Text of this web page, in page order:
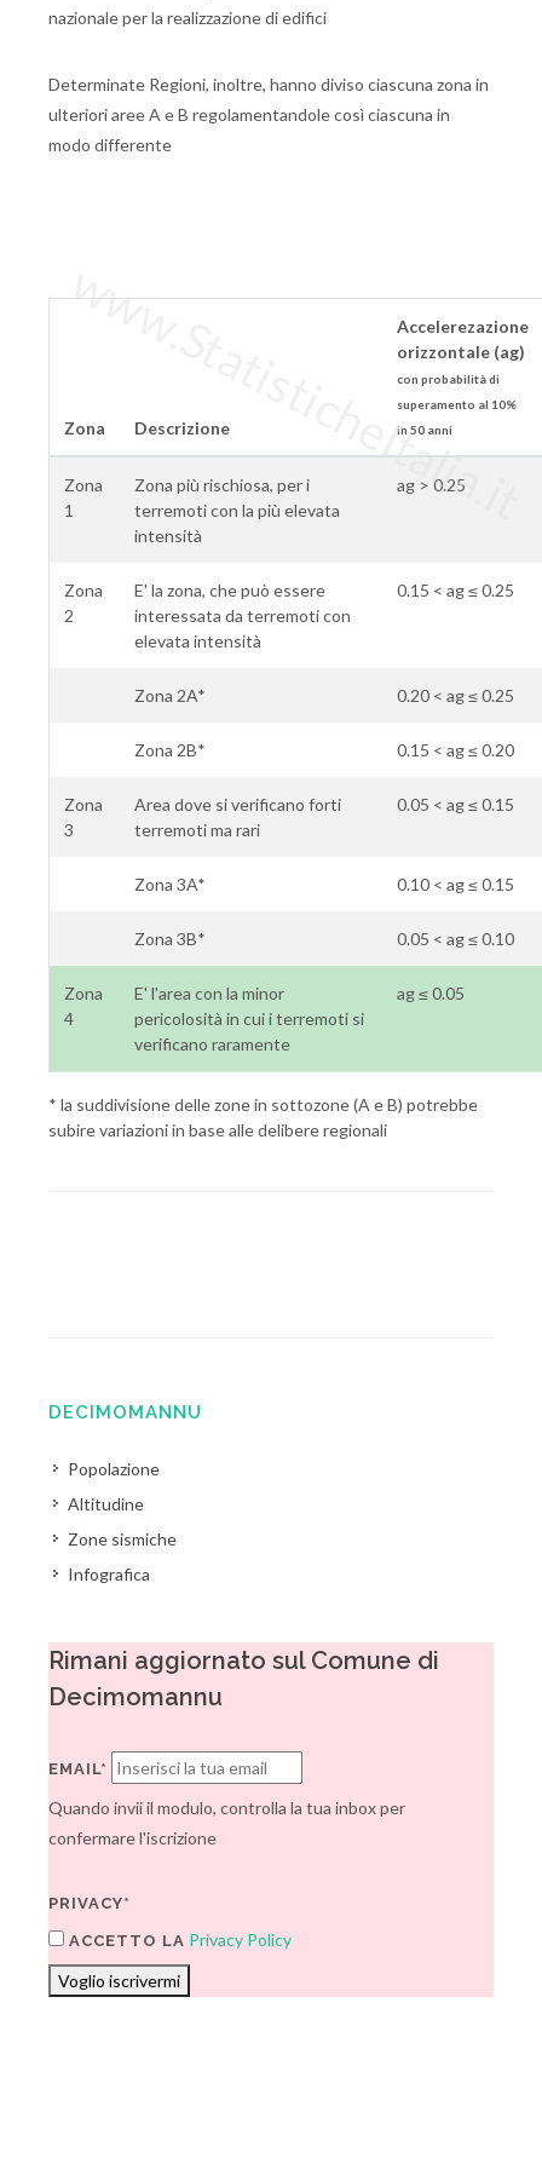
nazionale per la realizzazione di edifici
Determinate Regioni, inoltre, hanno diviso ciascuna zona in
ulteriori aree A e B regolamentandole così ciascuna in
modo differente
Zona Descrizione
Accelerezazione
orizzontale (ag)
con probabilità di
superamento al 10%
in 50 anni
Zona
1
Zona più rischiosa, per i
terremoti con la più elevata
intensità
ag > 0.25
Zona
2
E' la zona, che può essere
interessata da terremoti con
elevata intensità
0.15 < ag ≤ 0.25
Zona 2A* 0.20 < ag ≤ 0.25
Zona 2B* 0.15 < ag ≤ 0.20
Zona
3
Area dove si verificano forti
terremoti ma rari
0.05 < ag ≤ 0.15
Zona 3A* 0.10 < ag ≤ 0.15
Zona 3B* 0.05 < ag ≤ 0.10
Zona
4
E' l'area con la minor
pericolosità in cui i terremoti si
verificano raramente
ag ≤ 0.05
www.StatisticheItalia.it
* la suddivisione delle zone in sottozone (A e B) potrebbe
subire variazioni in base alle delibere regionali
DECIMOMANNU
Popolazione
Altitudine
Zone sismiche
Infografica
Rimani aggiornato sul Comune di
Decimomannu
EMAIL*
Quando invii il modulo, controlla la tua inbox per
confermare l'iscrizione
PRIVACY*
ACCETTO LA Privacy Policy
Voglio iscrivermi